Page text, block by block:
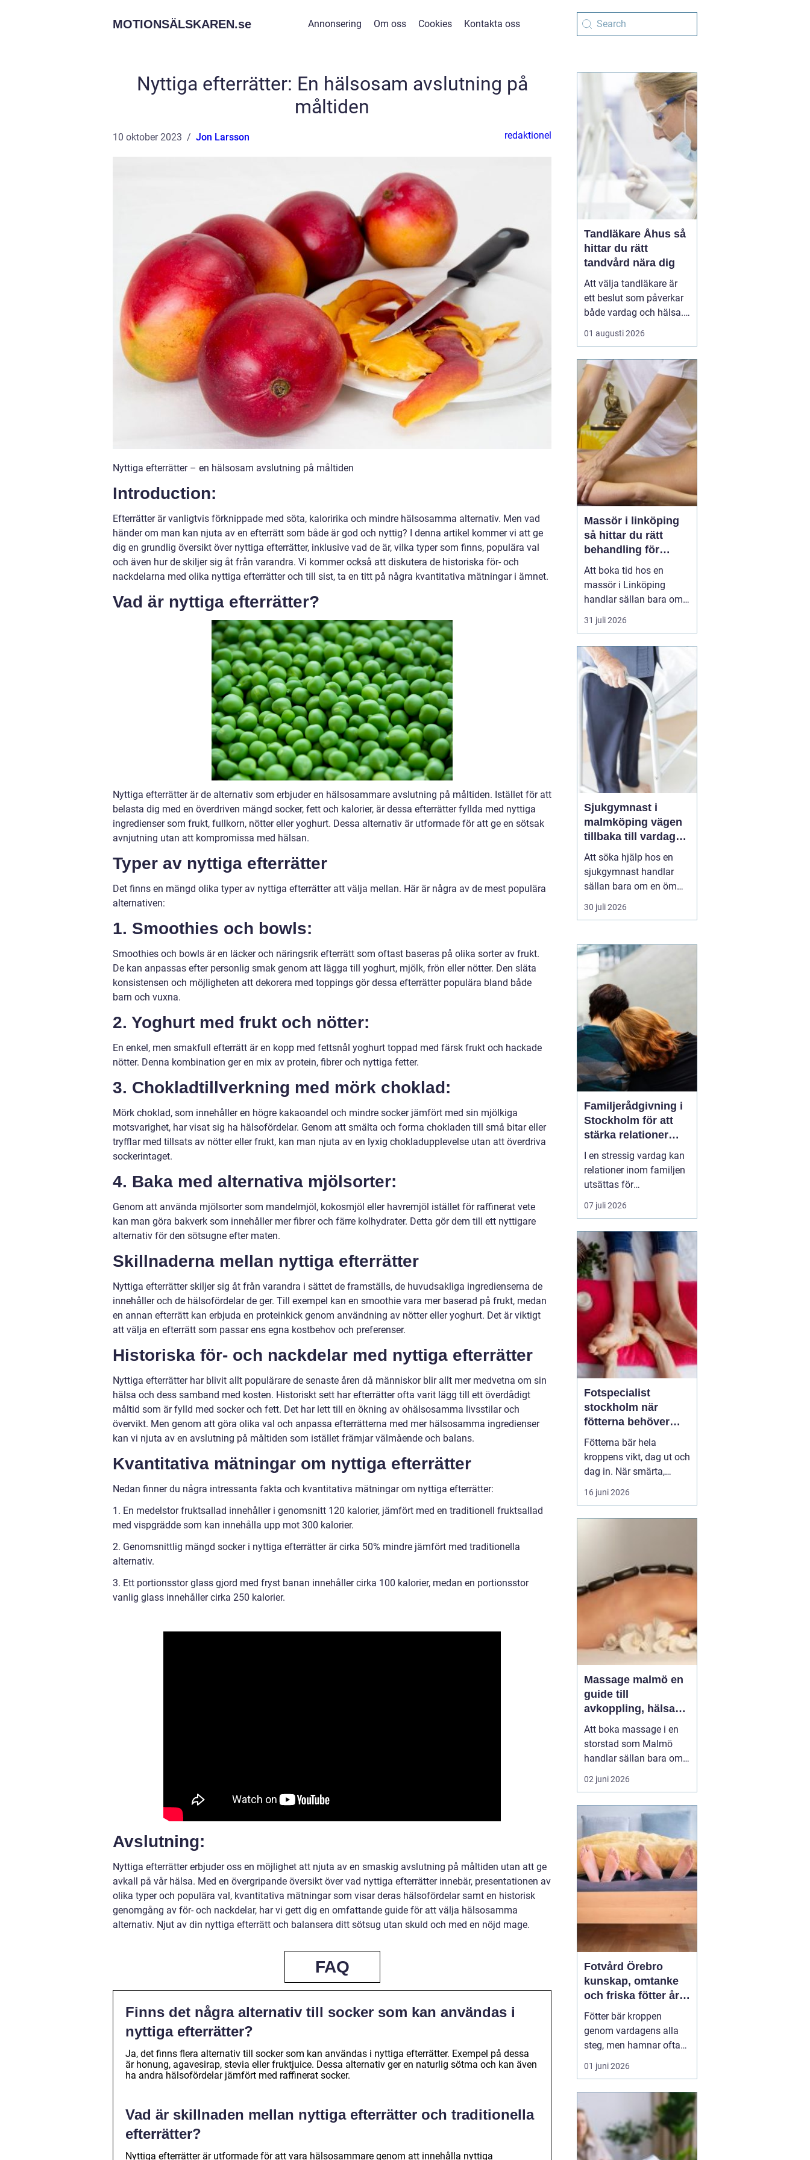
MOTIONSÄLSKAREN.se Annonsering Om oss Cookies Kontakta oss
Nyttiga efterrätter: En hälsosam avslutning på
måltiden
10 oktober 2023 Jon Larsson redaktionel
Nyttiga efterrätter – en hälsosam avslutning på måltiden
Introduction:
Efterrätter är vanligtvis förknippade med söta, kaloririka och mindre hälsosamma alternativ. Men vad
händer om man kan njuta av en efterrätt som både är god och nyttig? I denna artikel kommer vi att ge
dig en grundlig översikt över nyttiga efterrätter, inklusive vad de är, vilka typer som finns, populära val
och även hur de skiljer sig åt från varandra. Vi kommer också att diskutera de historiska för- och
nackdelarna med olika nyttiga efterrätter och till sist, ta en titt på några kvantitativa mätningar i ämnet.
Vad är nyttiga efterrätter?
Nyttiga efterrätter är de alternativ som erbjuder en hälsosammare avslutning på måltiden. Istället för att
belasta dig med en överdriven mängd socker, fett och kalorier, är dessa efterrätter fyllda med nyttiga
ingredienser som frukt, fullkorn, nötter eller yoghurt. Dessa alternativ är utformade för att ge en sötsak
avnjutning utan att kompromissa med hälsan.
Typer av nyttiga efterrätter
Det finns en mängd olika typer av nyttiga efterrätter att välja mellan. Här är några av de mest populära
alternativen:
1. Smoothies och bowls:
Smoothies och bowls är en läcker och näringsrik efterrätt som oftast baseras på olika sorter av frukt.
De kan anpassas efter personlig smak genom att lägga till yoghurt, mjölk, frön eller nötter. Den släta
konsistensen och möjligheten att dekorera med toppings gör dessa efterrätter populära bland både
barn och vuxna.
2. Yoghurt med frukt och nötter:
En enkel, men smakfull efterrätt är en kopp med fettsnål yoghurt toppad med färsk frukt och hackade
nötter. Denna kombination ger en mix av protein, fibrer och nyttiga fetter.
3. Chokladtillverkning med mörk choklad:
Mörk choklad, som innehåller en högre kakaoandel och mindre socker jämfört med sin mjölkiga
motsvarighet, har visat sig ha hälsofördelar. Genom att smälta och forma chokladen till små bitar eller
tryfflar med tillsats av nötter eller frukt, kan man njuta av en lyxig chokladupplevelse utan att överdriva
sockerintaget.
4. Baka med alternativa mjölsorter:
Genom att använda mjölsorter som mandelmjöl, kokosmjöl eller havremjöl istället för raffinerat vete
kan man göra bakverk som innehåller mer fibrer och färre kolhydrater. Detta gör dem till ett nyttigare
alternativ för den sötsugne efter maten.
Skillnaderna mellan nyttiga efterrätter
Nyttiga efterrätter skiljer sig åt från varandra i sättet de framställs, de huvudsakliga ingredienserna de
innehåller och de hälsofördelar de ger. Till exempel kan en smoothie vara mer baserad på frukt, medan
en annan efterrätt kan erbjuda en proteinkick genom användning av nötter eller yoghurt. Det är viktigt
att välja en efterrätt som passar ens egna kostbehov och preferenser.
Historiska för- och nackdelar med nyttiga efterrätter
Nyttiga efterrätter har blivit allt populärare de senaste åren då människor blir allt mer medvetna om sin
hälsa och dess samband med kosten. Historiskt sett har efterrätter ofta varit lägg till ett överdådigt
måltid som är fylld med socker och fett. Det har lett till en ökning av ohälsosamma livsstilar och
övervikt. Men genom att göra olika val och anpassa efterrätterna med mer hälsosamma ingredienser
kan vi njuta av en avslutning på måltiden som istället främjar välmående och balans.
Kvantitativa mätningar om nyttiga efterrätter
Nedan finner du några intressanta fakta och kvantitativa mätningar om nyttiga efterrätter:
1. En medelstor fruktsallad innehåller i genomsnitt 120 kalorier, jämfört med en traditionell fruktsallad
med vispgrädde som kan innehålla upp mot 300 kalorier.
2. Genomsnittlig mängd socker i nyttiga efterrätter är cirka 50% mindre jämfört med traditionella
alternativ.
3. Ett portionsstor glass gjord med fryst banan innehåller cirka 100 kalorier, medan en portionsstor
vanlig glass innehåller cirka 250 kalorier.
Avslutning:
Nyttiga efterrätter erbjuder oss en möjlighet att njuta av en smaskig avslutning på måltiden utan att ge
avkall på vår hälsa. Med en övergripande översikt över vad nyttiga efterrätter innebär, presentationen av
olika typer och populära val, kvantitativa mätningar som visar deras hälsofördelar samt en historisk
genomgång av för- och nackdelar, har vi gett dig en omfattande guide för att välja hälsosamma
alternativ. Njut av din nyttiga efterrätt och balansera ditt sötsug utan skuld och med en nöjd mage.
FAQ
Finns det några alternativ till socker som kan användas i
nyttiga efterrätter?
Ja, det finns flera alternativ till socker som kan användas i nyttiga efterrätter. Exempel på dessa
är honung, agavesirap, stevia eller fruktjuice. Dessa alternativ ger en naturlig sötma och kan även
ha andra hälsofördelar jämfört med raffinerat socker.
Vad är skillnaden mellan nyttiga efterrätter och traditionella
efterrätter?
Nyttiga efterrätter är utformade för att vara hälsosammare genom att innehålla nyttiga
Tandläkare Åhus så
hittar du rätt
tandvård nära dig
Att välja tandläkare är
ett beslut som påverkar
både vardag och hälsa.
Den som söker
tandläkare åhus
som lagar hål. En trygg
kontakt, rimliga
väntetider och en lugn
miljö ...
01 augusti 2026
Massör i linköping
så hittar du rätt
behandling för
kropp och hälsa
Att boka tid hos en
massör i Linköping
handlar sällan bara om
att unna sig något skönt.
För många är massage
vardagen för att orka
arbeta, träna och leva ett
aktivt liv utan ständig
värk. En genomtänkt
massage kan minska
spänningar...
31 juli 2026
Sjukgymnast i
malmköping vägen
tillbaka till vardag
och rörelse
Att söka hjälp hos en
sjukgymnast handlar
sällan bara om en öm
muskel eller en stel
nacke. För många
kunna arbeta, orka med
vardagen, fortsätta med
sin idrott eller behålla
självständighet efter en
skada eller sjukdom. I en
mindre ...
30 juli 2026
Familjerådgivning i
Stockholm för att
stärka relationer
och hantera
utmaningar
I en stressig vardag kan
relationer inom familjen
utsättas för
påfrestningar och
konflikter.
Stockholm erbjuder stöd
och verktyg för a...
07 juli 2026
Fotspecialist
stockholm när
fötterna behöver
mer än vila
Fötterna bär hela
kroppens vikt, dag ut och
dag in. När smärta,
stelhet eller
felställningar uppstår
väntar länge innan de
söker hjälp, trots att tidig
utre...
16 juni 2026
Massage malmö en
guide till
avkoppling, hälsa
och välmående
Att boka massage i en
storstad som Malmö
handlar sällan bara om
lyx. För många är det ett
sätt att hantera
långvarig smärta eller
stress som aldrig verkar
ge med sig. Samtidigt
växer intresset för både
klassisk svensk
massage och...
02 juni 2026
Fotvård Örebro
kunskap, omtanke
och friska fötter året
runt
Fötter bär kroppen
genom vardagens alla
steg, men hamnar ofta
längst ner på
prioriteringslistan.
när problemen redan gör
ont, skaver eller
begränsar vardagen.
Medgenomtänkt fotvård
01 juni 2026